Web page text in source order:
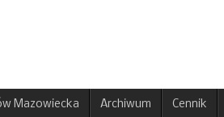
Mazowiecka Archiwum Cennik